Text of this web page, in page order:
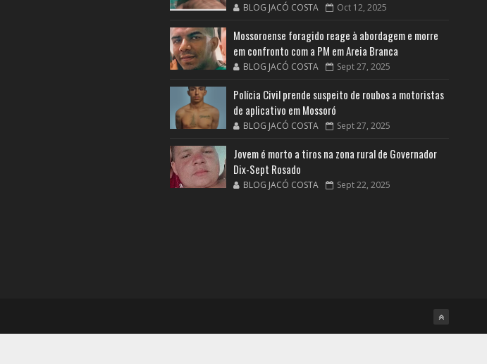
BLOG JACÓ COSTA Oct 12, 2025
Mossoroense foragido reage à abordagem e morre
em confronto com a PM em Areia Branca
BLOG JACÓ COSTA Sept 27, 2025
Polícia Civil prende suspeito de roubos a motoristas
de aplicativo em Mossoró
BLOG JACÓ COSTA Sept 27, 2025
Jovem é morto a tiros na zona rural de Governador
Dix-Sept Rosado
BLOG JACÓ COSTA Sept 22, 2025